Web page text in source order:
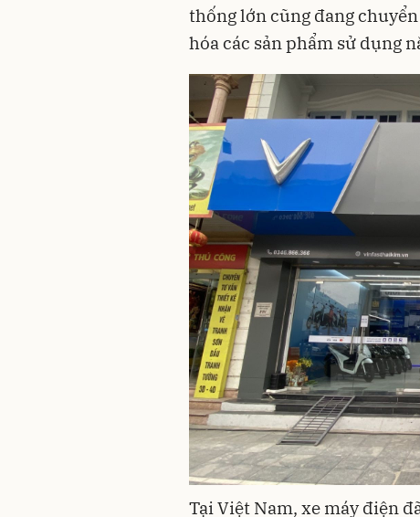
thống lớn cũng đang
hóa các sản phẩm sử dụng
Tại Việt Nam, xe máy điện